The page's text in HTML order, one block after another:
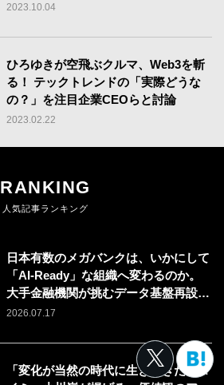
2023.10.04
ひろゆきが空飛ぶクルマ、Web3を斬
る！ テックトレンドの「実際どうな
の？」を注目企業CEOらと討論
2023.02.22
RANKING
人気記事ランキング
日本有数のメガバンクは、いかにして
「AI-Ready」な組織へ変わるのか。
大手金融機関が挑むデータ基盤再設計
のリアル
2026.07.17
「変化が当然の時代に生きてきた」タ